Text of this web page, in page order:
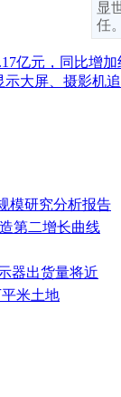
显
任。
亿元，同比增加
大屏、摄影机
模研究分析报告
第二增长曲线
器出货量将近
平米土地